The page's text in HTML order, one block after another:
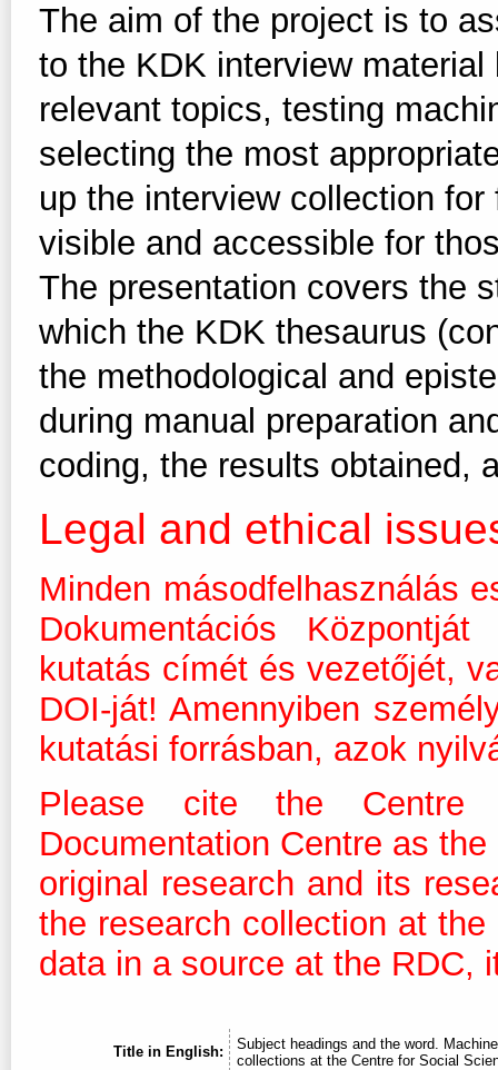
The aim of the project is to
to the KDK interview
relevant topics, testing
selecting the most
up the interview collection
visible and accessible for
The presentation covers the
which the KDK thesaurus
the methodological and
during manual preparation
coding, the results obtained,
Legal and ethical
Minden másodfelhasználás
Dokumentációs
kutatás címét és vezetőjét,
DOI-ját! Amennyiben
kutatási forrásban, azok
Please cite the Centre
Documentation Centre as
original research and its
the research collection at
data in a source at the RDC,
Title in English:
Subject headings and the word.
collections at the Centre for Social